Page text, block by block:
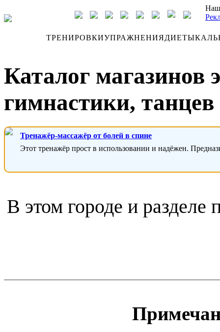
ТРЕНИРОВКИУПРАЖНЕНИЯДИЕТЫ
Каталог магазинов
гимнастики, танцев
Тренажёр-массажёр от болей в спине
Этот тренажёр прост в использовании и надёжен.
В этом городе и разделе